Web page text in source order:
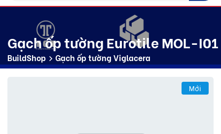
Gạch ốp tường Eurotile MOL-I01
BuildShop Gạch ốp tường Viglacera
Mới